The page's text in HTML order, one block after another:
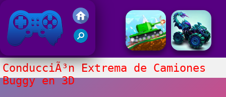
Juegos Friv 2017
ConducciÃ³n Extrema de Camiones
Buggy en 3D